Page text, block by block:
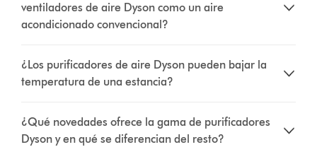
ventiladores de aire Dyson como un aire
acondicionado convencional?
¿Los purificadores de aire Dyson pueden bajar la
temperatura de una estancia?
¿Qué novedades ofrece la gama de purificadores
Dyson y en qué se diferencian del resto?